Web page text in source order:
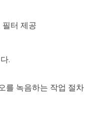
필터 제공
.
를 녹음하는 작업 절차